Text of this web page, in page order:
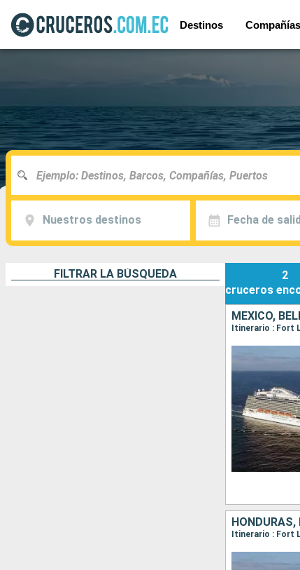
Destinos Compañías
Nuestros destinos Fecha de
FILTRAR LA BÚSQUEDA
2
cruceros
MÉXICO,
Itinerario : Fort
HONDURAS,
Itinerario : Fort